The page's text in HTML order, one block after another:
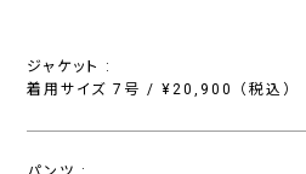
ジャケット :
着用サイズ 7号 / ¥20,900 （税込）